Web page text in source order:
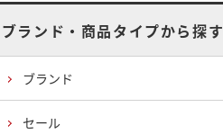
ブランド・商品タイプから探す
ブランド
セール